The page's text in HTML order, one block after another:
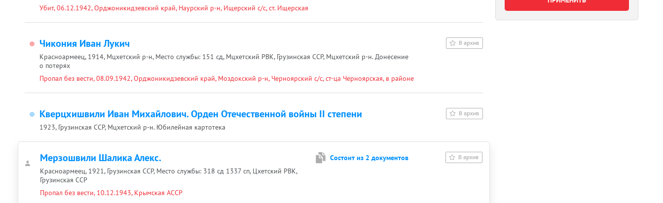
Убит, 06.12.1942, Орджоникидзевский край, Наурский р-н, Ищерский с/с, ст. Ищерская
Чикония Иван Лукич
Красноармеец, 1914, Мцхетский р-н, Место службы: 151 сд, Мцхетский РВК, Грузинская ССР, Мцхетский р-н. Донесение
о потерях
Пропал без вести, 08.09.1942, Орджоникидзевский край, Моздокский р-н, Черноярский с/с, ст-ца Черноярская, в районе
Кверцхишвили Иван Михайлович. Орден Отечественной войны II степени
1923, Грузинская ССР, Мцхетский р-н. Юбилейная картотека
Мерзошвили Шалика Алекс.
Cостоит из 2 документов
Красноармеец, 1921, Грузинская ССР, Место службы: 318 сд 1337 сп, Цхетский РВК,
Грузинская ССР
Пропал без вести, 10.12.1943, Крымская АССР